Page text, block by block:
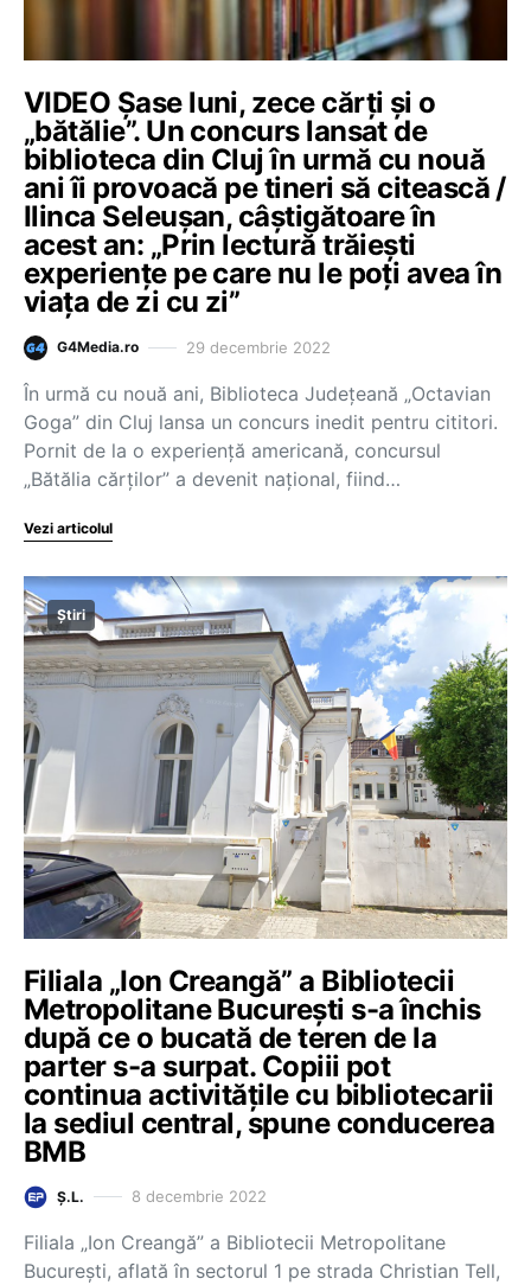
VIDEO Șase luni, zece cărți și o
„bătălie”. Un concurs lansat de
biblioteca din Cluj în urmă cu nouă
ani îi provoacă pe tineri să citească /
Ilinca Seleușan, câștigătoare în
acest an: „Prin lectură trăiești
experiențe pe care nu le poți avea în
viața de zi cu zi”
G4Media.ro 29 decembrie 2022
În urmă cu nouă ani, Biblioteca Județeană „Octavian
Goga” din Cluj lansa un concurs inedit pentru cititori.
Pornit de la o experiență americană, concursul
„Bătălia cărților” a devenit național, fiind…
Vezi articolul
Știri
Filiala „Ion Creangă” a Bibliotecii
Metropolitane București s-a închis
după ce o bucată de teren de la
parter s-a surpat. Copiii pot
continua activitățile cu bibliotecarii
la sediul central, spune conducerea
BMB
Ș.L. 8 decembrie 2022
Filiala „Ion Creangă” a Bibliotecii Metropolitane
București, aflată în sectorul 1 pe strada Christian Tell,